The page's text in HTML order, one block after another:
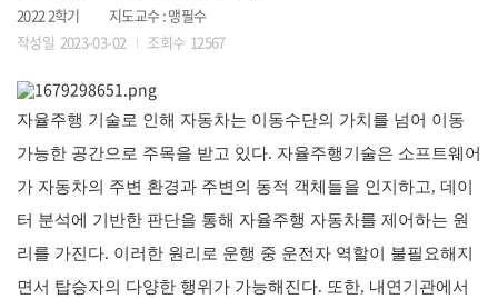
2022 2학기
지도교수 : 맹필수
작성일 2023-03-02
조회수 12567
자율주행 기술로 인해 자동차는 이동수단의 가치를 넘어 이동
가능한 공간으로 주목을 받고 있다. 자율주행기술은 소프트웨어
가 자동차의 주변 환경과 주변의 동적 객체들을 인지하고, 데이
터 분석에 기반한 판단을 통해 자율주행 자동차를 제어하는 원
리를 가진다. 이러한 원리로 운행 중 운전자 역할이 불필요해지
면서 탑승자의 다양한 행위가 가능해진다. 또한, 내연기관에서